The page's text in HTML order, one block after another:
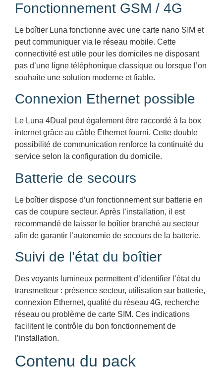
Fonctionnement GSM / 4G
Le boîtier Luna fonctionne avec une carte nano SIM et
peut communiquer via le réseau mobile. Cette
connectivité est utile pour les domiciles ne disposant
pas d’une ligne téléphonique classique ou lorsque l’on
souhaite une solution moderne et fiable.
Connexion Ethernet possible
Le Luna 4Dual peut également être raccordé à la box
internet grâce au câble Ethernet fourni. Cette double
possibilité de communication renforce la continuité du
service selon la configuration du domicile.
Batterie de secours
Le boîtier dispose d’un fonctionnement sur batterie en
cas de coupure secteur. Après l’installation, il est
recommandé de laisser le boîtier branché au secteur
afin de garantir l’autonomie de secours de la batterie.
Suivi de l’état du boîtier
Des voyants lumineux permettent d’identifier l’état du
transmetteur : présence secteur, utilisation sur batterie,
connexion Ethernet, qualité du réseau 4G, recherche
réseau ou problème de carte SIM. Ces indications
facilitent le contrôle du bon fonctionnement de
l’installation.
Contenu du pack